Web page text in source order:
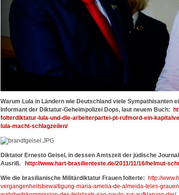
Warum Lula in Ländern wie Deutschland viele Sympathisanten
Informant der Diktatur-Geheimpolizei Dops, laut neuem Buch:
folterdiktatur-lula-und-die-arbeiterpartei-pt-rufmord-ein-
lula-macht-schlagzeilen/
Diktator Ernesto Geisel, in dessen Amtszeit der jüdische
Ausriß.
http://www.hart-brasilientexte.de/2011/11/16/helmut-
Wie die brasilianische Militärdiktatur Frauen folterte: http://
vergangenheitsbewaltigung-maria-amelia-de-almeida-teles-